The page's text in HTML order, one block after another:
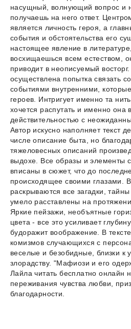
насущный, волнующий вопрос и
получаешь на него ответ.
является личность героя, а
события и обстоятельства его
настоящее явление в
восхищаешься всем естеством,
приводит в неописуемый
осуществлена попытка связать
событиями внутренними,
героев. Интригует именно та
хочется распутать и именно она
действительностью с
Автор искусно наполняет текст
числе описание быта, но
тяжеловесных описаний
выдохе. Все образы и элементы
вписаны в сюжет, что до
происходящее своими глазами.
раскрываются все загадки,
умело расставлены на
Яркие пейзажи, необъятные
цвета - все это усиливает
будоражит воображение. В
комизмов случающихся с
веселые и безобидные, близки к
злорадству. "Мафиози и его
Лайла читать бесплатно онлайн
переживания чувства любви,
благодарности.